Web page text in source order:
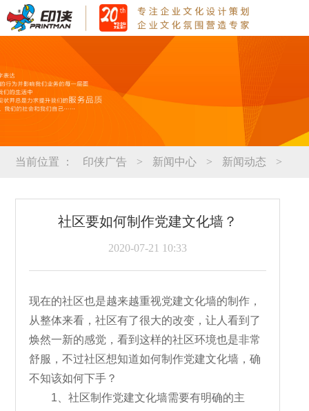
当前位置 ： 印侠广告 > 新闻中心 > 新闻动态 >
社区要如何制作党建文化墙？
2020-07-21 10:33
现在的社区也是越来越重视党建文化墙的制作，
从整体来看，社区有了很大的改变，让人看到了
焕然一新的感觉，看到这样的社区环境也是非常
舒服，不过社区想知道如何制作党建文化墙，确
不知该如何下手？
1、社区制作党建文化墙需要有明确的主